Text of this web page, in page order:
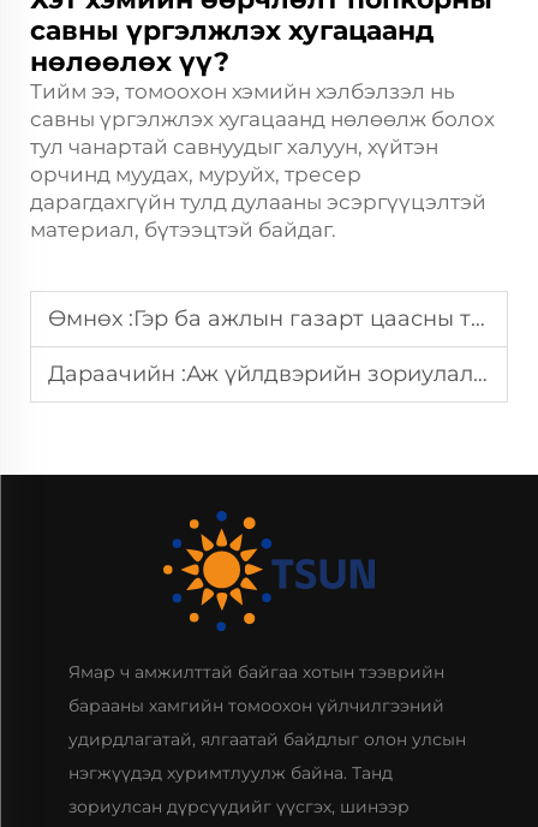
савны үргэлжлэх хугацаанд
нөлөөлөх үү?
Тийм ээ, томоохон хэмийн хэлбэлзэл нь
савны үргэлжлэх хугацаанд нөлөөлж болох
тул чанартай савнуудыг халуун, хүйтэн
орчинд муудах, муруйх, тресер
дарагдахгүйн тулд дулааны эсэргүүцэлтэй
материал, бүтээцтэй байдаг.
Өмнөх :Гэр ба ажлын газарт цаасны таваг ашиглах санаатай аргууд
Дараачийн :Аж үйлдвэрийн зориулалтаар том багтаамжит попкорны сав
Ямар ч амжилттай байгаа хотын тээврийн
барааны хамгийн томоохон үйлчилгээний
удирдлагатай, ялгаатай байдлыг олон улсын
нэгжүүдэд хуримтлуулж байна. Танд
зориулсан дүрсүүдийг үүсгэх, шинээр